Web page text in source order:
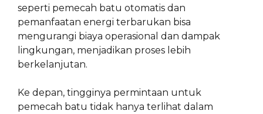
seperti pemecah batu otomatis dan
pemanfaatan energi terbarukan bisa
mengurangi biaya operasional dan dampak
lingkungan, menjadikan proses lebih
berkelanjutan.
Ke depan, tingginya permintaan untuk
pemecah batu tidak hanya terlihat dalam